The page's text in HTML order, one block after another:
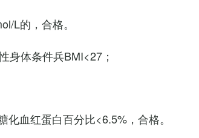
L的，合格。
身体条件兵BMI<27；
血红蛋白百分比<6.5%，合格。